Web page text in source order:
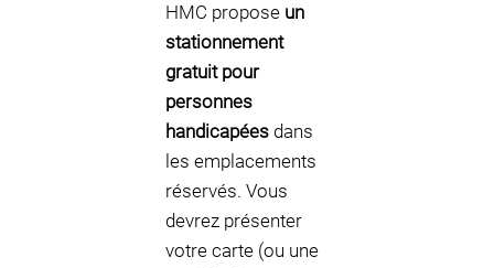
HMC propose un
stationnement
gratuit pour
personnes
handicapées dans
les emplacements
réservés. Vous
devrez présenter
votre carte (ou une